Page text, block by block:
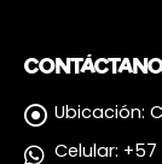
Ubicación:
Celular: